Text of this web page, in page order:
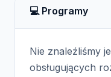
że pochodzi z
używany w
💻 Programy
Nie znaleźliśmy
obsługujących